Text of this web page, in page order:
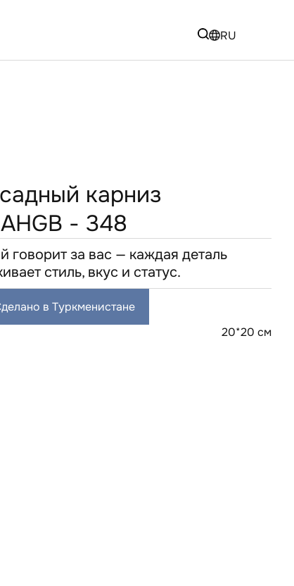
RU
карниз
AHGB - 348
говорит за вас — каждая деталь
стиль, вкус и статус.
в Туркменистане
20*20 см